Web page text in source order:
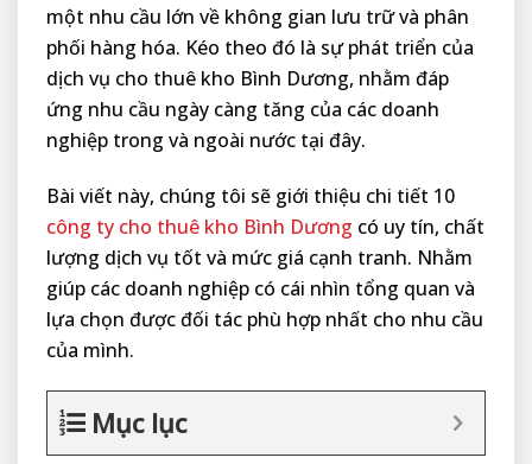
một nhu cầu lớn về không gian lưu trữ và phân
phối hàng hóa. Kéo theo đó là sự phát triển của
dịch vụ cho thuê kho Bình Dương, nhằm đáp
ứng nhu cầu ngày càng tăng của các doanh
nghiệp trong và ngoài nước tại đây.
Bài viết này, chúng tôi sẽ giới thiệu chi tiết 10
công ty cho thuê kho Bình Dương có uy tín, chất
lượng dịch vụ tốt và mức giá cạnh tranh. Nhằm
giúp các doanh nghiệp có cái nhìn tổng quan và
lựa chọn được đối tác phù hợp nhất cho nhu cầu
của mình.
Mục lục